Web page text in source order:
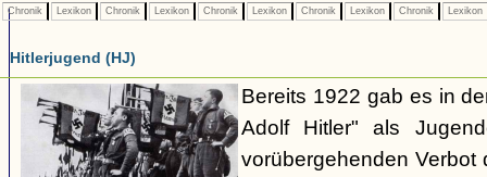
Chronik Lexikon Chronik Lexikon Chronik Lexikon Chronik Lexikon Chronik Lexikon
Hitlerjugend (HJ)
Bereits 1922 gab es in
Adolf Hitler" als
vorübergehenden Verbot